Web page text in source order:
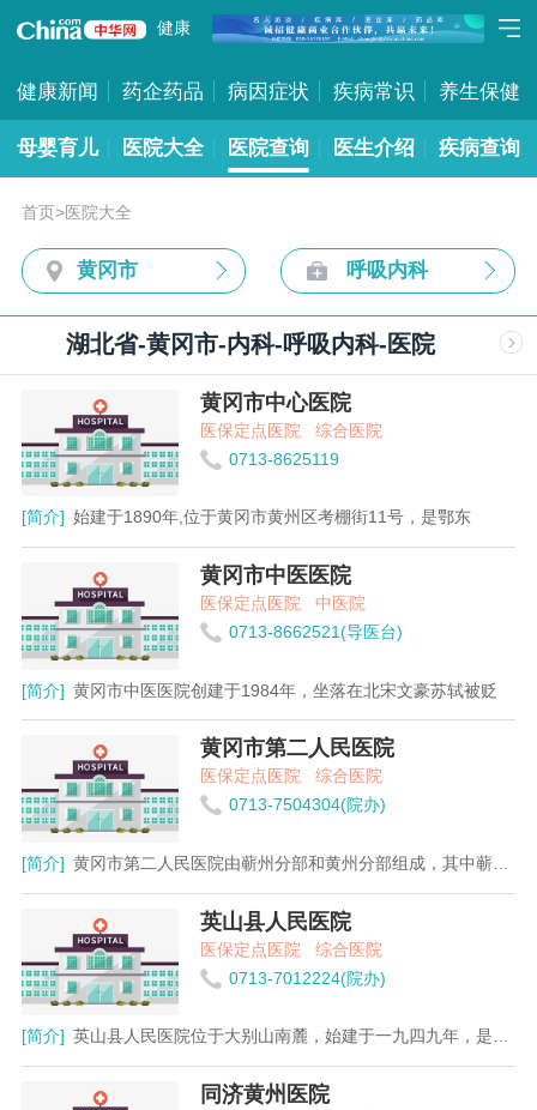
健康
健康新闻 药企药品 病因症状 疾病常识 养生保健
母婴育儿 医院大全 医院查询 医生介绍 疾病查询
首页>医院大全
黄冈市 呼吸内科
湖北省-黄冈市-内科-呼吸内科-医院
黄冈市中心医院
医保定点医院
综合医院
0713-8625119
[简介] 始建于1890年,位于黄冈市黄州区考棚街11号，是鄂东
黄冈市中医医院
医保定点医院
中医院
0713-8662521(导医台)
[简介] 黄冈市中医医院创建于1984年，坐落在北宋文豪苏轼被贬
黄冈市第二人民医院
医保定点医院
综合医院
0713-7504304(院办)
[简介] 黄冈市第二人民医院由蕲州分部和黄州分部组成，其中蕲州分
英山县人民医院
医保定点医院
综合医院
0713-7012224(院办)
[简介] 英山县人民医院位于大别山南麓，始建于一九四九年，是一所
同济黄州医院